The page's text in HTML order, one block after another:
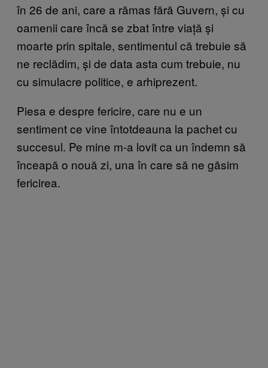
în 26 de ani, care a rămas fără Guvern, și cu
oamenii care încă se zbat între viață și
moarte prin spitale, sentimentul că trebuie să
ne reclădim, și de data asta cum trebuie, nu
cu simulacre politice, e arhiprezent.
Piesa e despre fericire, care nu e un
sentiment ce vine întotdeauna la pachet cu
succesul. Pe mine m-a lovit ca un îndemn să
înceapă o nouă zi, una în care să ne găsim
fericirea.